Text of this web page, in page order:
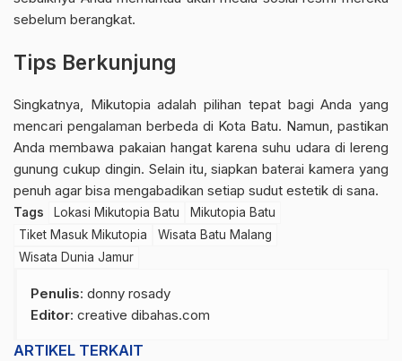
sebelum berangkat.
Tips Berkunjung
Singkatnya, Mikutopia adalah pilihan tepat bagi Anda yang
mencari pengalaman berbeda di Kota Batu. Namun, pastikan
Anda membawa pakaian hangat karena suhu udara di lereng
gunung cukup dingin. Selain itu, siapkan baterai kamera yang
penuh agar bisa mengabadikan setiap sudut estetik di sana.
Tags Lokasi Mikutopia Batu
Mikutopia Batu
Tiket Masuk Mikutopia
Wisata Batu Malang
Wisata Dunia Jamur
Penulis: donny rosady
Editor: creative dibahas.com
ARTIKEL TERKAIT